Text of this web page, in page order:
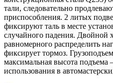
тали, следовательно
приспособления. 2 литых
фиксируют таль в месте
случайного падения. Двойной
равномерного распределить
фиксирует тормоз.
максимальная высота
использования в